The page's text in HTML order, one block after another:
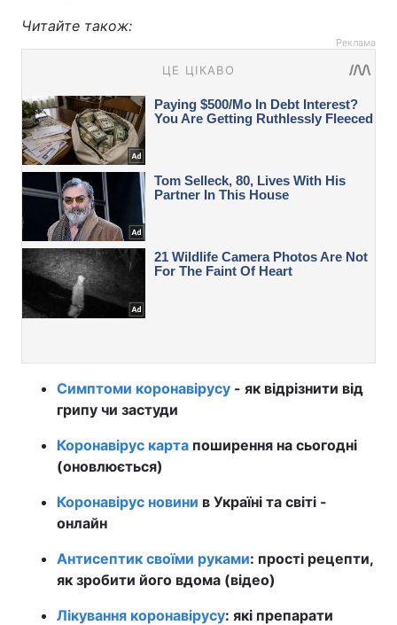
Читайте також:
Реклама
Симптоми коронавірусу - як відрізнити від
грипу чи застуди
Коронавірус карта поширення на сьогодні
(оновлюється)
Коронавірус новини в Україні та світі -
онлайн
Антисептик своїми руками: прості рецепти,
як зробити його вдома (відео)
Лікування коронавірусу: які препарати